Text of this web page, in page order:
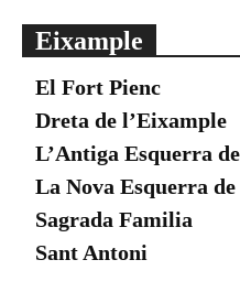
Eixample
El Fort Pienc
Dreta de l’Eixample
L’Antiga Esquerra
La Nova Esquerra
Sagrada Familia
Sant Antoni